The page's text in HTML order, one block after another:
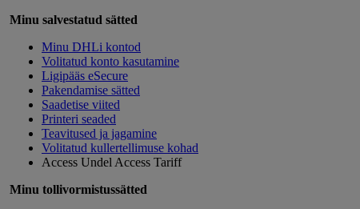
Minu salvestatud sätted
Minu DHLi kontod
Volitatud konto kasutamine
Ligipääs eSecure
Pakendamise sätted
Saadetise viited
Printeri seaded
Teavitused ja jagamine
Volitatud kullertellimuse kohad
Access Undel Access Tariff
Minu tollivormistussätted